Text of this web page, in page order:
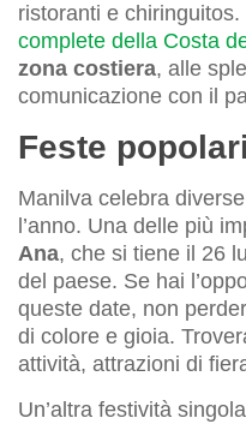
ristoranti e
complete della Costa
zona costiera, alle
comunicazione con il
Feste
Manilva celebra
l’anno. Una delle più
Ana, che si tiene il 26
del paese. Se hai
queste date, non
di colore e gioia.
attività, attrazioni di
Un’altra festività